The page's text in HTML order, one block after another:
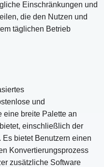
Einschränkungen und
die den Nutzen und
täglichen Betrieb
und
eine breite Palette an
einschließlich der
bietet Benutzern einen
Konvertierungsprozess
zusätzliche Software